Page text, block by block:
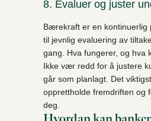
8. Evaluer og juster
Bærekraft er en kontinuerlig
til jevnlig evaluering av
gang. Hva fungerer, og hva
Ikke vær redd for å justere
går som planlagt. Det
opprettholde fremdriften og
deg.